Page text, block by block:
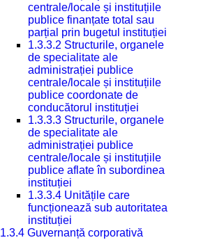
centrale/locale și instituțiile
publice finanțate total sau
parțial prin bugetul instituției
1.3.3.2 Structurile, organele
de specialitate ale
administrației publice
centrale/locale și instituțiile
publice coordonate de
conducătorul instituției
1.3.3.3 Structurile, organele
de specialitate ale
administrației publice
centrale/locale și instituțiile
publice aflate în subordinea
instituției
1.3.3.4 Unitățile care
funcționează sub autoritatea
instituției
1.3.4 Guvernanță corporativă